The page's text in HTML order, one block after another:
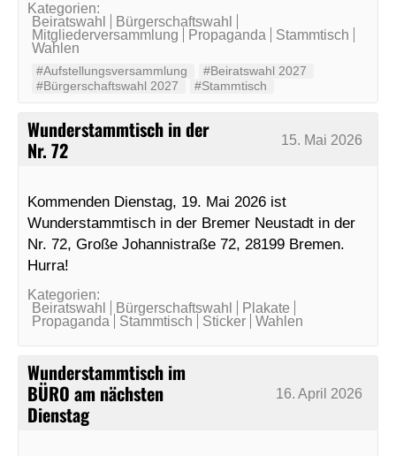
Kategorien:
Beiratswahl
Bürgerschaftswahl
Mitgliederversammlung
Propaganda
Stammtisch
Wahlen
#Aufstellungsversammlung
#Beiratswahl 2027
#Bürgerschaftswahl 2027
#Stammtisch
Wunderstammtisch in der
Nr. 72
15. Mai 2026
Kommenden Dienstag, 19. Mai 2026 ist
Wunderstammtisch in der Bremer Neustadt in der
Nr. 72, Große Johannistraße 72, 28199 Bremen.
Hurra!
Kategorien:
Beiratswahl
Bürgerschaftswahl
Plakate
Propaganda
Stammtisch Sticker Wahlen
Wunderstammtisch im
BÜRO am nächsten
Dienstag
16. April 2026